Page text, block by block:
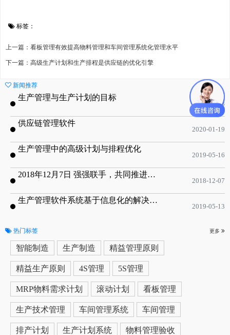
标签：
上一篇：看板管理有效提高物料管理和车间管理系统化管理水平
下一篇：高级生产计划和生产排程是供应链的优化引擎
新闻推荐
生产管理与生产计划的目标
2020-09-08
供应链管理软件
2020-01-19
生产管理中的高级计划与排程优化
2019-05-16
2018年12月7日 强强联手，共同推进电子器件领域APS应用典范 风华高科生产自动化工业互联网应用项目-APS项目启动会
2018-12-07
生产管理软件系统基于信息化的解决方案
2019-05-13
热门标签 更多
智能制造 生产制造 精益管理原则
精益生产原则 4S管理 5S管理
MRP物料需求计划 滚动计划 看板管理
生产技术管理 车间管理系统 车间管理
排产计划 生产计划系统 物料管理验收